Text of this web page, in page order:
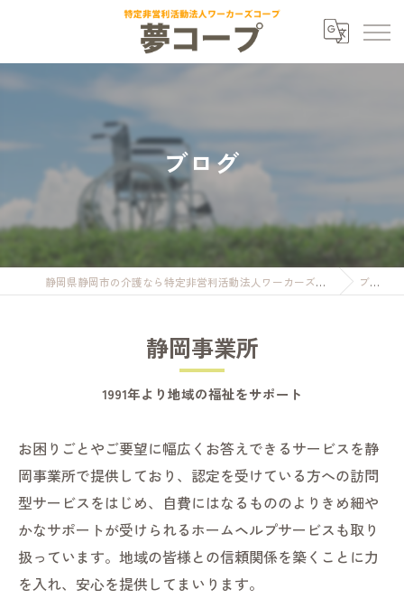
ブログ
静岡県静岡市の介護なら特定非営利活動法人ワーカーズコープ夢コープ ブログ
静岡事業所
1991年より地域の福祉をサポート
お困りごとやご要望に幅広くお答えできるサービスを静
岡事業所で提供しており、認定を受けている方への訪問
型サービスをはじめ、自費にはなるもののよりきめ細や
かなサポートが受けられるホームヘルプサービスも取り
扱っています。地域の皆様との信頼関係を築くことに力
を入れ、安心を提供してまいります。